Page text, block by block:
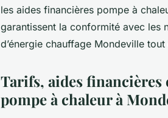
les aides financières pompe à
garantissent la conformité avec les
d’énergie chauffage Mondeville
Tarifs, aides financières
pompe à chaleur à